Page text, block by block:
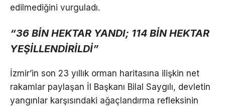
edilmediğini vurguladı.
“36 BİN HEKTAR YANDI; 114 BİN HEKTAR
YEŞİLLENDİRİLDİ”
İzmir’in son 23 yıllık orman haritasına ilişkin net
rakamlar paylaşan İl Başkanı Bilal Saygılı, devletin
yangınlar karşısındaki ağaçlandırma refleksinin